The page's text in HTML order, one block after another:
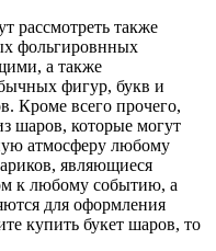
рассмотреть также
фольгировнных
а также
фигур, букв и
Кроме всего прочего,
шаров, которые могут
атмосферу любому
являющиеся
к любому событию, а
для оформления
купить букет шаров, то